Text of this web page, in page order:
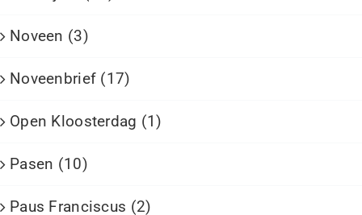
Noveen (3)
Noveenbrief (17)
Open Kloosterdag (1)
Pasen (10)
Paus Franciscus (2)